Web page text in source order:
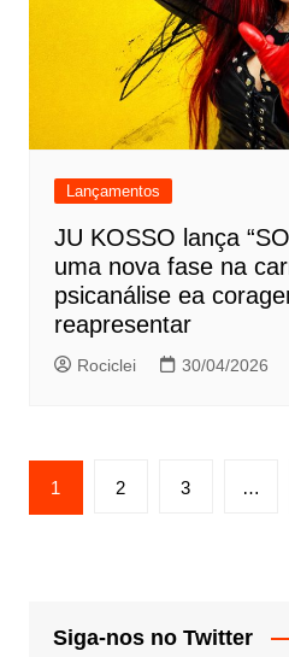
Lançamentos
JU KOSSO lança
uma nova fase na
psicanálise ea
reapresentar
Rociclei 30/04/2026
Paginação
de
1 2 3 …
Siga-nos no Twitter